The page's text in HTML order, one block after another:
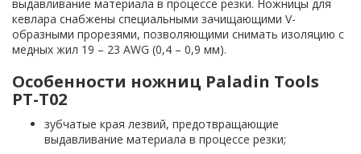
выдавливание материала в процессе резки. Ножницы для
кевлара снабжены специальными зачищающими V-
образными прорезями, позволяющими снимать изоляцию с
медных жил 19 – 23 AWG (0,4 – 0,9 мм).
Особенности ножниц Paladin Tools
PT-T02
зубчатые края лезвий, предотвращающие
выдавливание материала в процессе резки;